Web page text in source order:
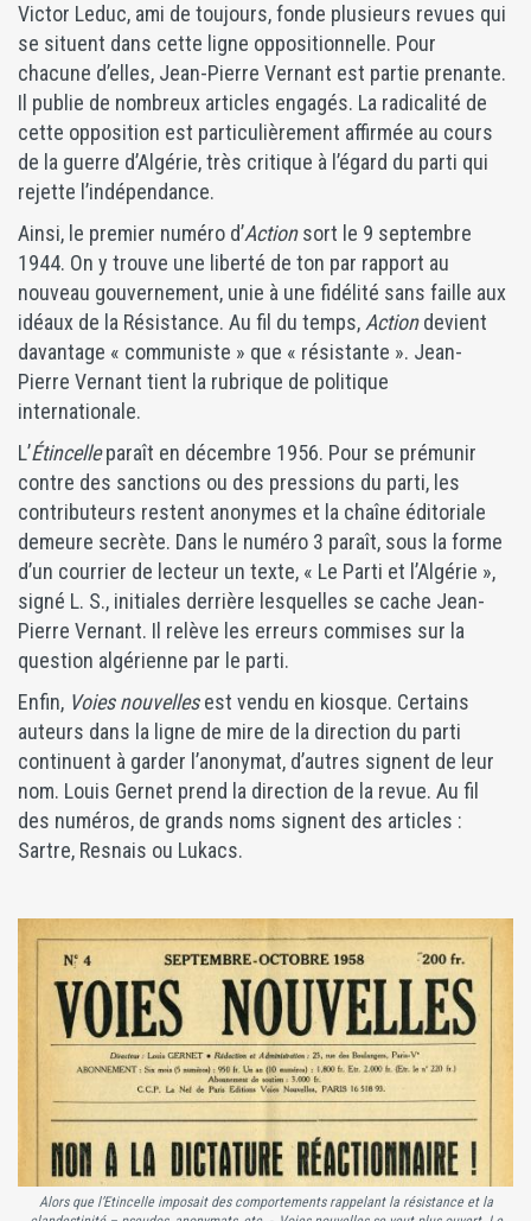
Victor Leduc, ami de toujours, fonde plusieurs revues qui
se situent dans cette ligne oppositionnelle. Pour
chacune d’elles, Jean-Pierre Vernant est partie prenante.
Il publie de nombreux articles engagés. La radicalité de
cette opposition est particulièrement affirmée au cours
de la guerre d’Algérie, très critique à l’égard du parti qui
rejette l’indépendance.
Ainsi, le premier numéro d’Actionsort le 9 septembre
1944. On y trouve une liberté de ton par rapport au
nouveau gouvernement, unie à une fidélité sans faille aux
idéaux de la Résistance. Au fil du temps, Actiondevient
davantage « communiste » que « résistante ». Jean-
Pierre Vernant tient la rubrique de politique
internationale.
L’Étincelleparaît en décembre 1956. Pour se prémunir
contre des sanctions ou des pressions du parti, les
contributeurs restent anonymes et la chaîne éditoriale
demeure secrète. Dans le numéro 3 paraît, sous la forme
d’un courrier de lecteur un texte, « Le Parti et l’Algérie »,
signé L. S., initiales derrière lesquelles se cache Jean-
Pierre Vernant. Il relève les erreurs commises sur la
question algérienne par le parti.
Enfin, Voies nouvellesest vendu en kiosque. Certains
auteurs dans la ligne de mire de la direction du parti
continuent à garder l’anonymat, d’autres signent de leur
nom. Louis Gernet prend la direction de la revue. Au fil
des numéros, de grands noms signent des articles :
Sartre, Resnais ou Lukacs.
Alors que l’Etincelle imposait des comportements rappelant la résistance et la